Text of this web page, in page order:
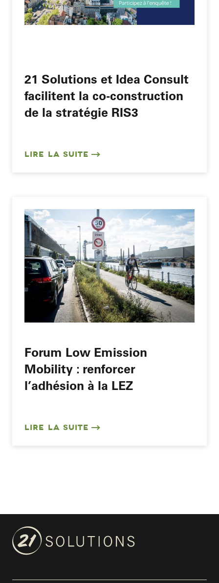
21 Solutions et Idea Consult
facilitent la co-construction
de la stratégie RIS3
LIRE LA SUITE
Forum Low Emission
Mobility : renforcer
l’adhésion à la LEZ
LIRE LA SUITE